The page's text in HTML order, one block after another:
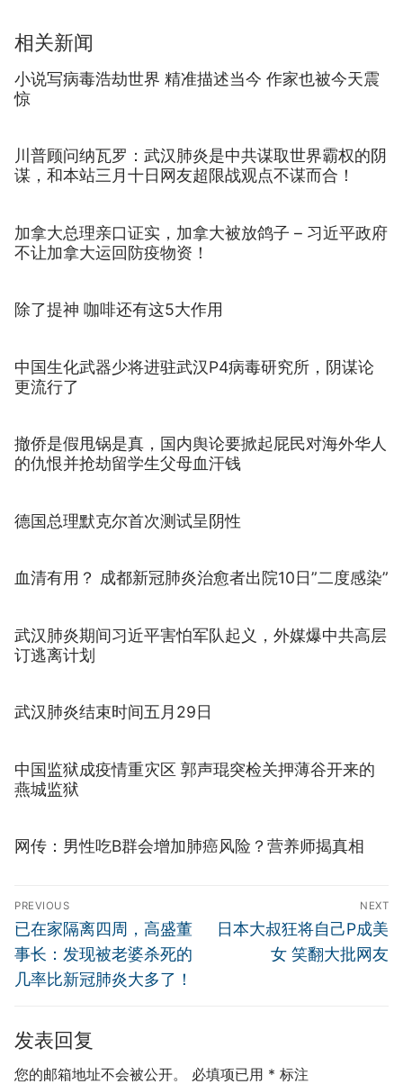
相关新闻
小说写病毒浩劫世界 精准描述当今 作家也被今天震
惊
川普顾问纳瓦罗：武汉肺炎是中共谋取世界霸权的阴
谋，和本站三月十日网友超限战观点不谋而合！
加拿大总理亲口证实，加拿大被放鸽子 – 习近平政府
不让加拿大运回防疫物资！
除了提神 咖啡还有这5大作用
中国生化武器少将进驻武汉P4病毒研究所，阴谋论
更流行了
撤侨是假甩锅是真，国内舆论要掀起屁民对海外华人
的仇恨并抢劫留学生父母血汗钱
德国总理默克尔首次测试呈阴性
血清有用？ 成都新冠肺炎治愈者出院10日”二度感染”
武汉肺炎期间习近平害怕军队起义，外媒爆中共高层
订逃离计划
武汉肺炎结束时间五月29日
中国监狱成疫情重灾区 郭声琨突检关押薄谷开来的
燕城监狱
网传：男性吃B群会增加肺癌风险？营养师揭真相
文
章
导
航
PREVIOUS
Previous
post:
已在家隔离四周，高盛董
事长：发现被老婆杀死的
几率比新冠肺炎大多了！
NEXT
Next
日本大叔狂将自己P成美
女 笑翻大批网友
发表回复
您的邮箱地址不会被公开。 必填项已用 * 标注